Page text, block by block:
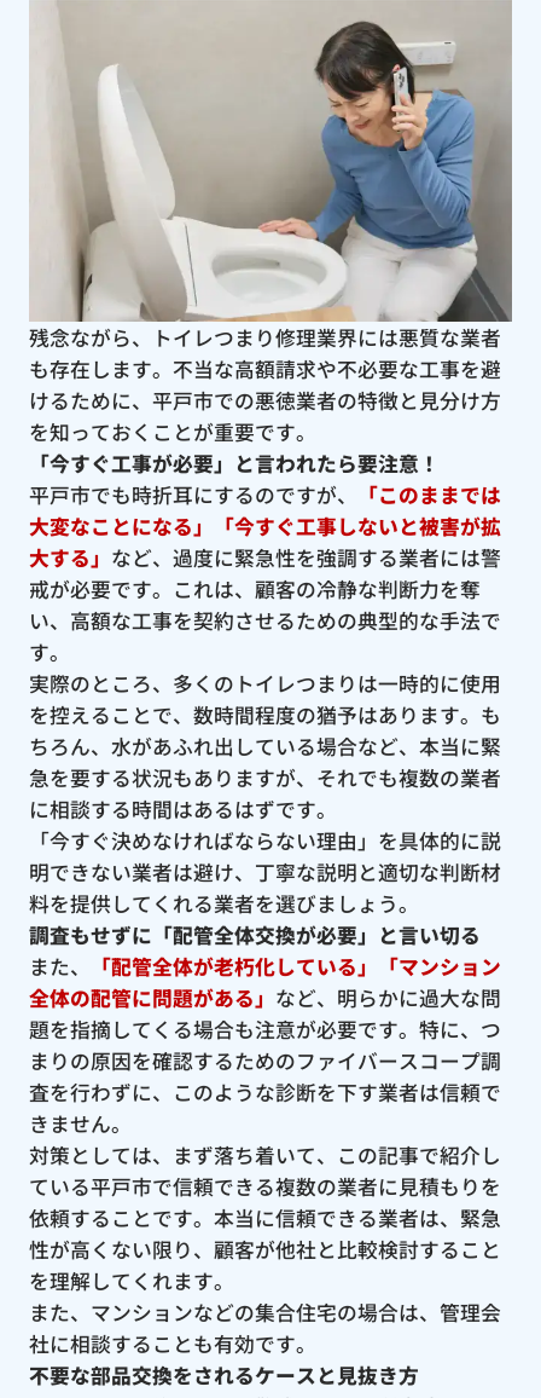
残念ながら、トイレつまり修理業界には悪質な業者
も存在します。不当な高額請求や不必要な工事を避
けるために、平戸市での悪徳業者の特徴と見分け方
を知っておくことが重要です。
「今すぐ工事が必要」と言われたら要注意！
平戸市でも時折耳にするのですが、
「このままでは
大変なことになる」「今すぐ工事しないと被害が拡
大する」 など、過度に緊急性を強調する業者には警
戒が必要です。これは、顧客の冷静な判断力を奪
い、高額な工事を契約させるための典型的な手法で
す。
実際のところ、多くのトイレつまりは一時的に使用
を控えることで、数時間程度の猶予はあります。も
ちろん、水があふれ出している場合など、本当に緊
急を要する状況もありますが、それでも複数の業者
に相談する時間はあるはずです。
「今すぐ決めなければならない理由」を具体的に説
明できない業者は避け、丁寧な説明と適切な判断材
料を提供してくれる業者を選びましょう。
調査もせずに「配管全体交換が必要」と言い切る
また、
「配管全体が老朽化している」「マンション
全体の配管に問題がある」 など、明らかに過大な問
題を指摘してくる場合も注意が必要です。特に、つ
まりの原因を確認するためのファイバースコープ調
査を行わずに、このような診断を下す業者は信頼で
きません。
対策としては、まず落ち着いて、この記事で紹介し
ている平戸市で信頼できる複数の業者に見積もりを
依頼することです。本当に信頼できる業者は、緊急
性が高くない限り、顧客が他社と比較検討すること
を理解してくれます。
また、マンションなどの集合住宅の場合は、管理会
社に相談することも有効です。
不要な部品交換をされるケースと見抜き方